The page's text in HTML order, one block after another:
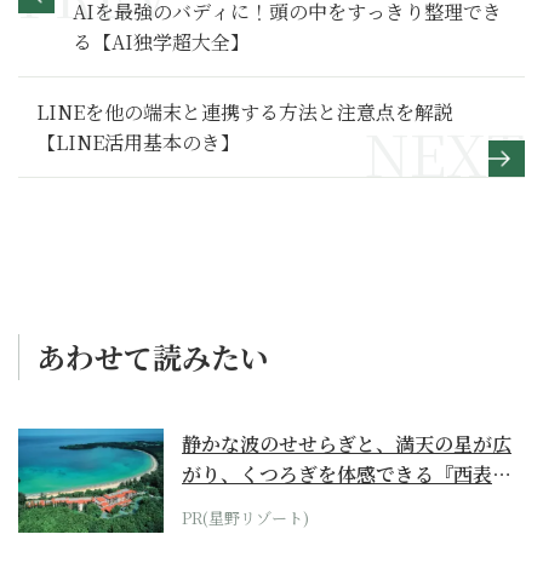
AIを最強のバディに！頭の中をすっきり整理でき
る【AI独学超大全】
LINEを他の端末と連携する方法と注意点を解説
【LINE活用基本のき】
あわせて読みたい
静かな波のせせらぎと、満天の星が広
がり、くつろぎを体感できる『西表島
ホテル by...
PR(星野リゾート)